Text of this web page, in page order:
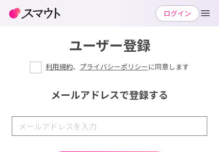
ユーザー登録
利用規約、 プライバシーポリシーに同意します
メールアドレスで登録する
ログイン